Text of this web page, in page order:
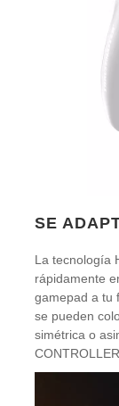
SE
La tecnología
rápidamente
gamepad a tu
se pueden
simétrica o